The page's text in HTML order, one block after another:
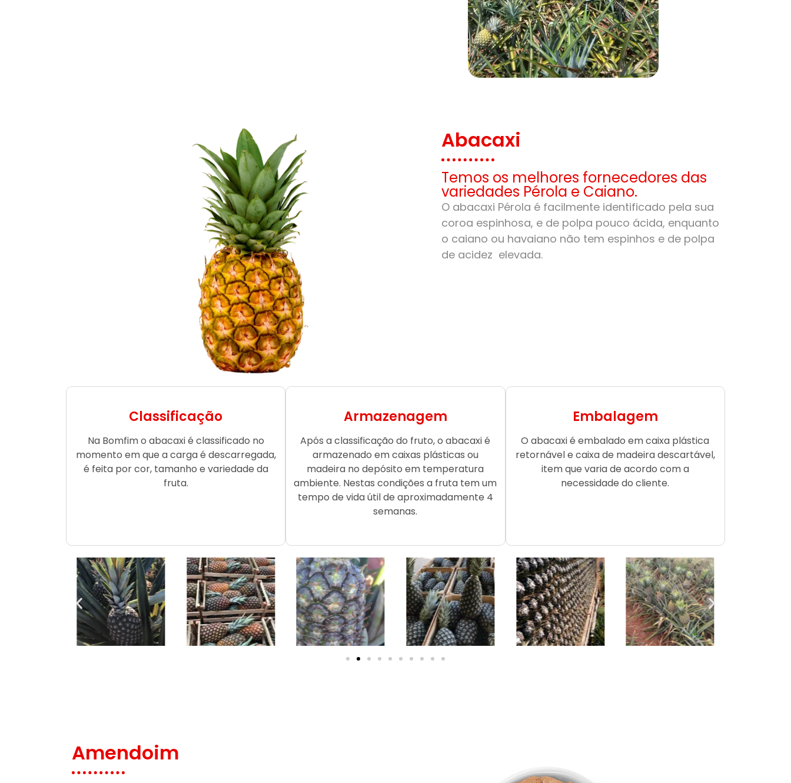
Abacaxi
Temos os melhores fornecedores das
variedades Pérola e Caiano.
O abacaxi Pérola é facilmente identificado pela sua
coroa espinhosa, e de polpa pouco ácida, enquanto
o caiano ou havaiano não tem espinhos e de polpa
de acidez elevada.
Classificação
Na Bomfim o abacaxi é classificado no
momento em que a carga é descarregada,
é feita por cor, tamanho e variedade da
fruta.
Armazenagem
Após a classificação do fruto, o abacaxi é
armazenado em caixas plásticas ou
madeira no depósito em temperatura
ambiente. Nestas condições a fruta tem um
tempo de vida útil de aproximadamente 4
semanas.
Embalagem
O abacaxi é embalado em caixa plástica
retornável e caixa de madeira descartável,
item que varia de acordo com a
necessidade do cliente.
Amendoim